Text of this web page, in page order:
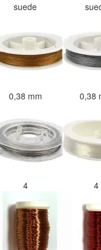
suede
0,38 mm 0,38
4 4